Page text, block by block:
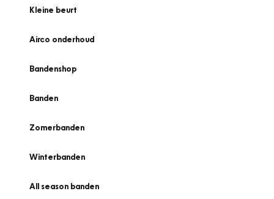
Kleine beurt
Airco onderhoud
Bandenshop
Banden
Zomerbanden
Winterbanden
All season banden